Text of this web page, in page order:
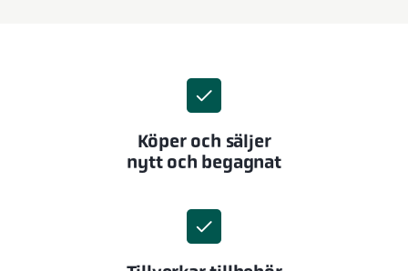
Köper och säljer
nytt och begagnat